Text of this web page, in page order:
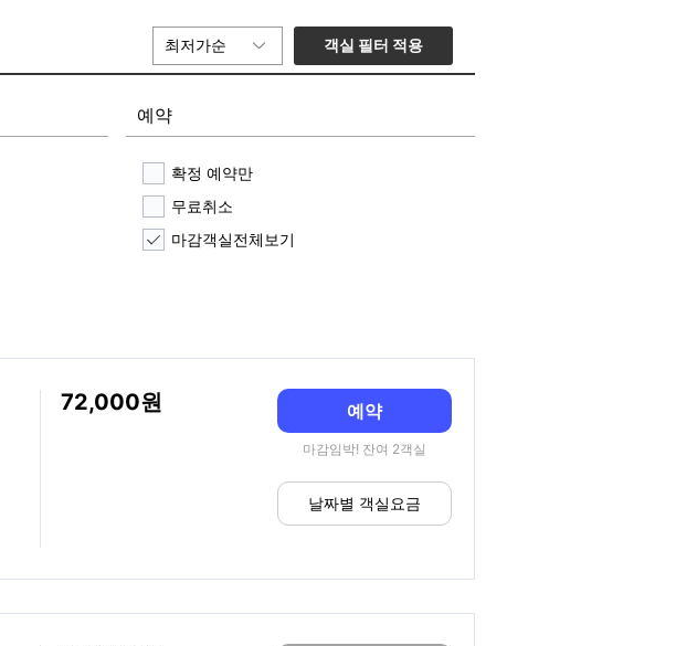
최저가순 객실 필터 적용
예약
확정 예약만
무료취소
마감객실전체보기
72,000 예약
마감임박! 잔여 2객실
날짜별 객실요금